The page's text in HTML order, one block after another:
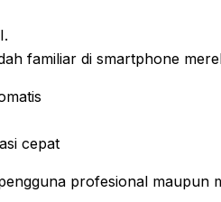
familiar di smartphone
cepat
profesional maupun